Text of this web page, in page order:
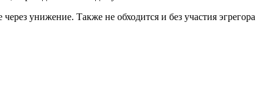
унижение. Также не обходится и без участия эгрегора